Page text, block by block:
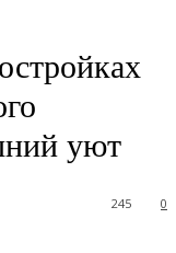
уют
0
245